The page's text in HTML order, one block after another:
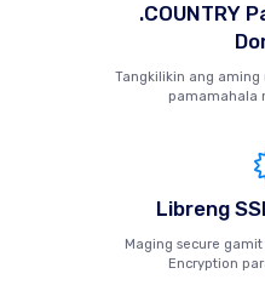
.COUNTRY
Tangkilikin ang
pamamahala
Libreng
Maging secure
Encryption